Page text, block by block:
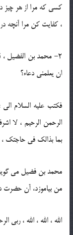
كسى كه مرا از هر چيز
، كفايت كن مرا آنچه در
2- محمد بن الفضيل ،
ان يعلمنى دعاء؟
فكتب عليه السلام الى
الرحمن الرحيم ، لا
بما بذالك فى حاجتك ،
محمد بن فضيل مى گويد:
من بياموزد، آن
الله ، الله ، الله ،